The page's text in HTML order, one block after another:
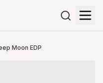
Moon EDP